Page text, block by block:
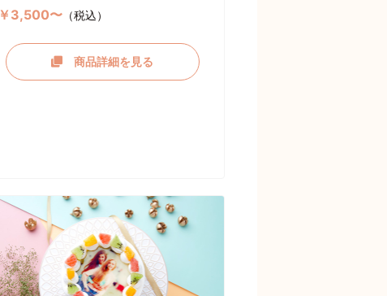
￥3,500〜（税込）
商品詳細を見る